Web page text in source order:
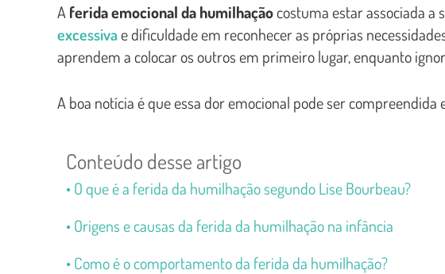
A ferida emocional da humilhaçãocostuma estar associada a
excessivae dificuldade em reconhecer as próprias
aprendem a colocar os outros em primeiro lugar, enquanto
A boa notícia é que essa dor emocional pode ser compreendida
Conteúdo desse artigo
O que é a ferida da humilhação segundo Lise Bourbeau?
Origens e causas da ferida da humilhação na infância
Como é o comportamento da ferida da humilhação?